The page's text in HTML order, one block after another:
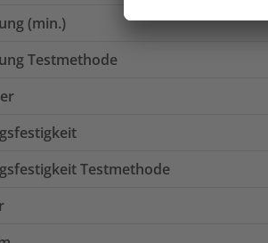
(min.)
Testmethode
Testmethode